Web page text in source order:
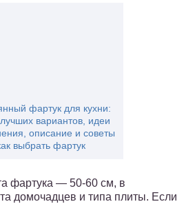
фартук для кухни:
вариантов, идеи
описание и советы
выбрать фартук
фартука — 50-60 см, в
домочадцев и типа плиты. Если